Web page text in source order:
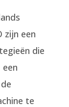
zijn een
die
te